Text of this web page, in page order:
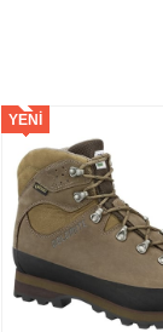
YENI
ÜRÜN